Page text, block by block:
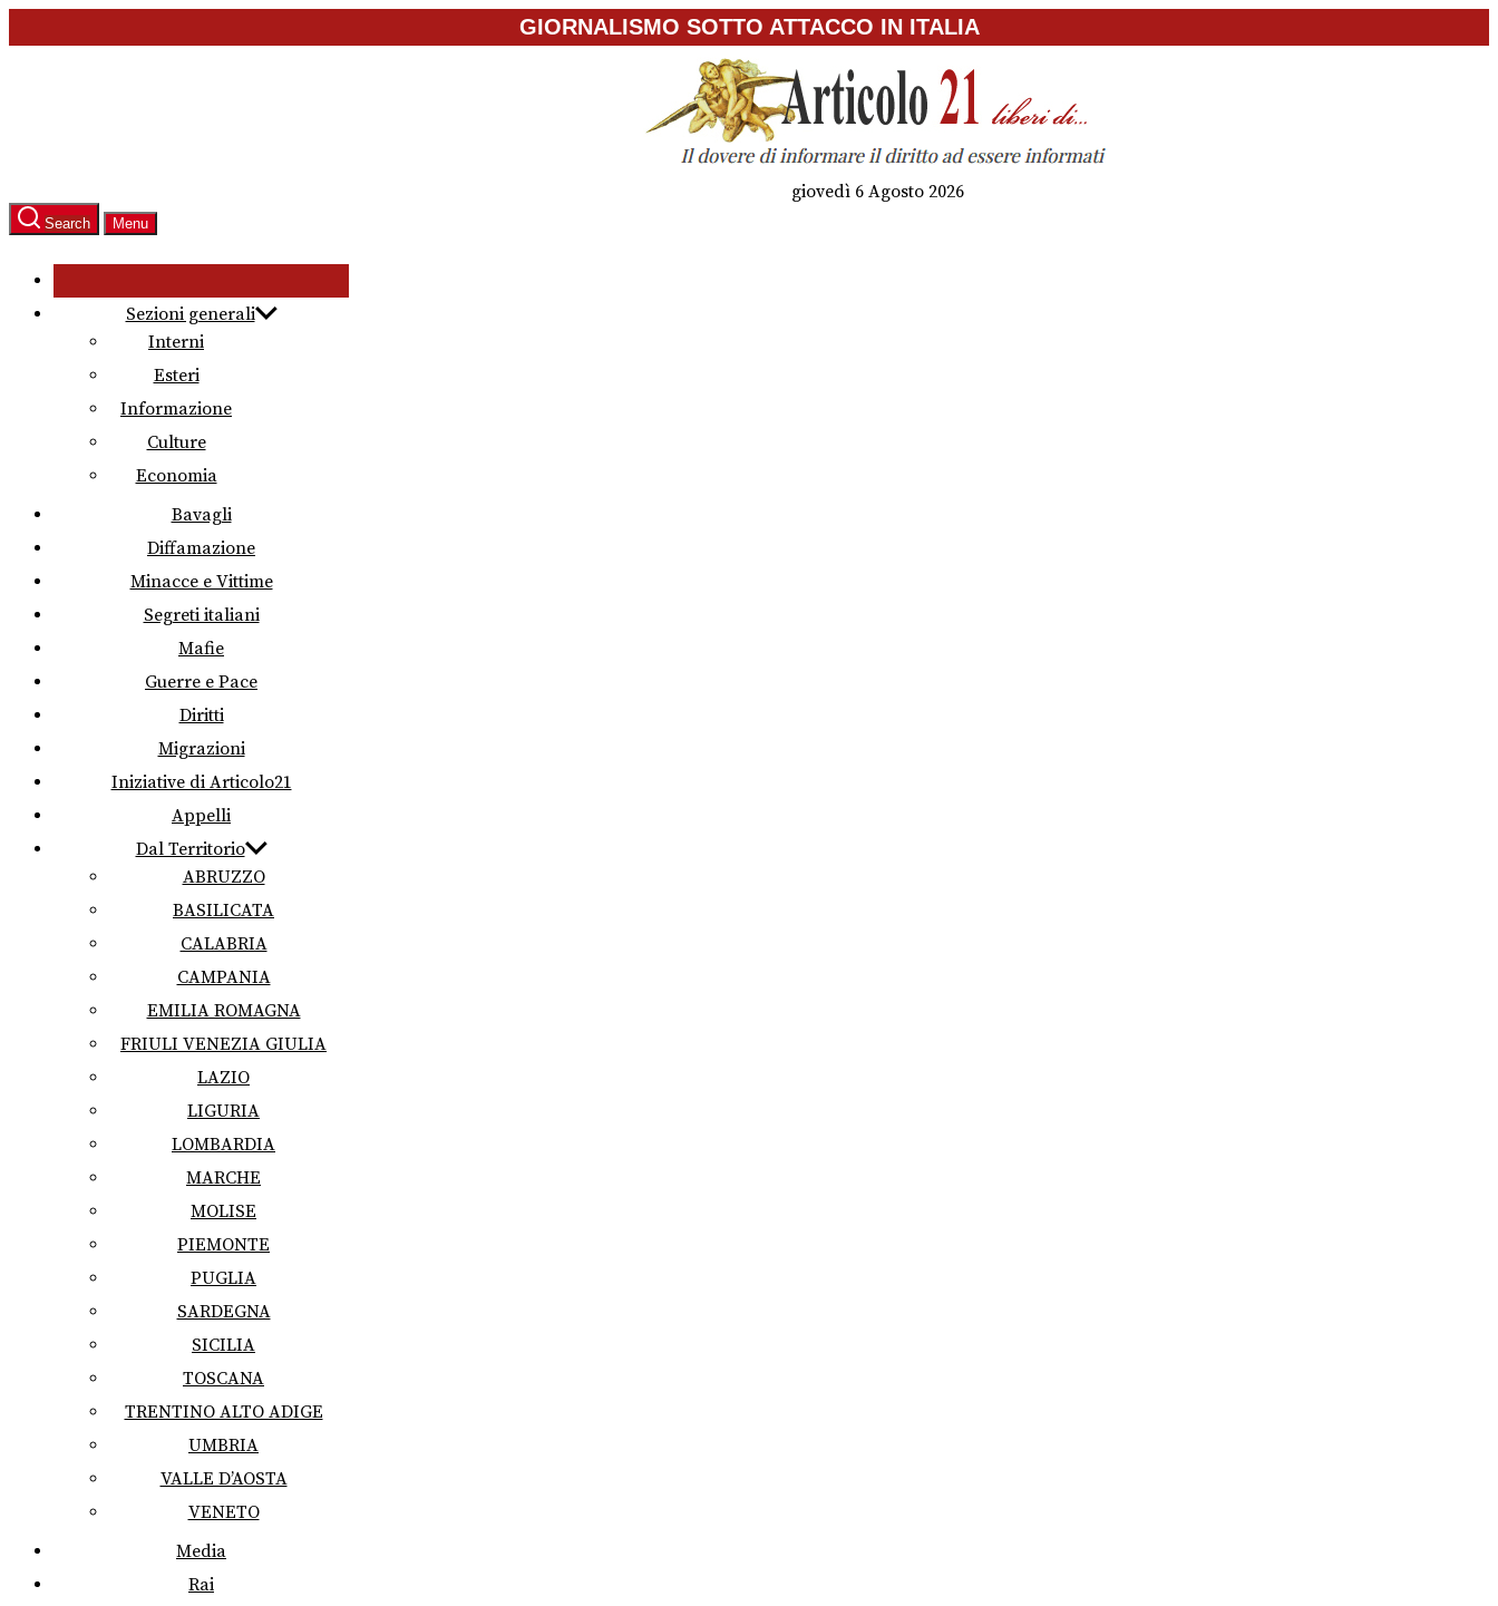
to
GIORNALISMO SOTTO ATTACCO IN ITALIA
giovedì 6 Agosto 2026
Search Menu
Sezioni generali
Interni
Esteri
Informazione
Culture
Economia
Bavagli
Diffamazione
Minacce e Vittime
Segreti italiani
Mafie
Guerre e Pace
Diritti
Migrazioni
Iniziative di Articolo21
Appelli
Dal Territorio
ABRUZZO
BASILICATA
CALABRIA
CAMPANIA
EMILIA ROMAGNA
FRIULI VENEZIA GIULIA
LAZIO
LIGURIA
LOMBARDIA
MARCHE
MOLISE
PIEMONTE
PUGLIA
SARDEGNA
SICILIA
TOSCANA
TRENTINO ALTO ADIGE
UMBRIA
VALLE D’AOSTA
VENETO
Media
Rai